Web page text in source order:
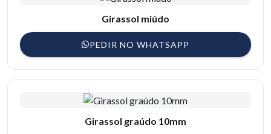
Girassol miúdo
PEDIR NO WHATSAPP
Girassol graúdo 10mm